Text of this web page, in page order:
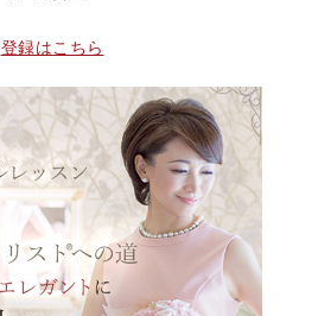
登録はこちら